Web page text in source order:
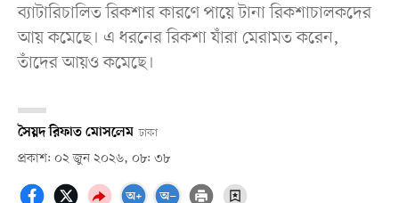
ব্যাটারিচালিত রিকশার কারণে পায়ে টানা রিকশাচালকদের
আয় কমেছে। এ ধরনের রিকশা যাঁরা মেরামত করেন,
তাঁদের আয়ও কমেছে।
সৈয়দ রিফাত মোসলেম ঢাকা
প্রকাশ: ০২ জুন ২০২৬, ০৮: ৩৮